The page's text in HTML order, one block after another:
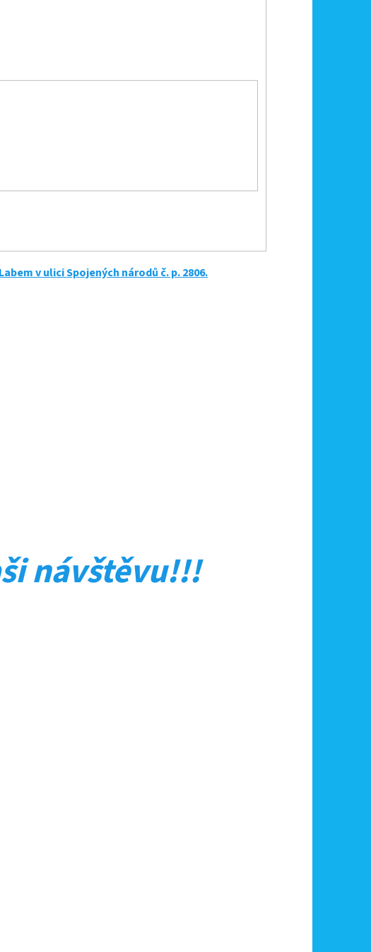
v ulici Spojených národů č. p. 2806.
návštěvu!!!